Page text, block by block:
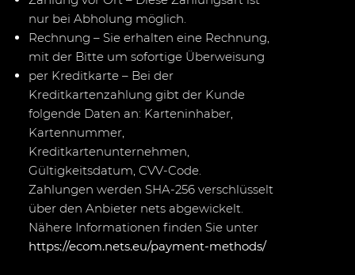
nur bei Abholung möglich.
Rechnung – Sie erhalten eine Rechnung,
mit der Bitte um sofortige Überweisung
per Kreditkarte – Bei der
Kreditkartenzahlung gibt der Kunde
folgende Daten an: Karteninhaber,
Kartennummer,
Kreditkartenunternehmen,
Gültigkeitsdatum, CVV-Code.
Zahlungen werden SHA-256 verschlüsselt
über den Anbieter nets abgewickelt.
Nähere Informationen finden Sie unter
https://ecom.nets.eu/payment-methods/